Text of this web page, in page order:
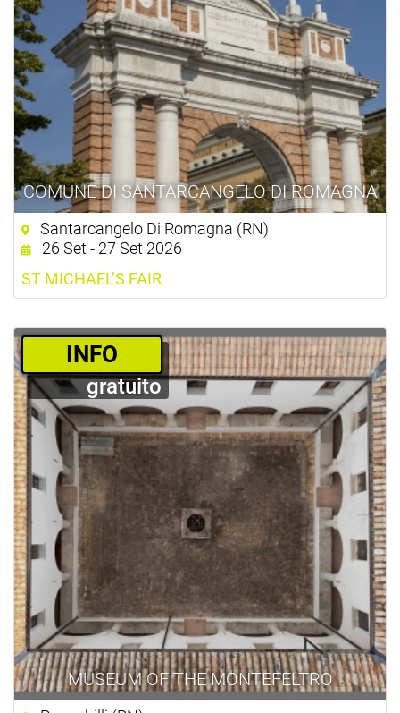
COMUNE DI SANTARCANGELO DI ROMAGNA
Santarcangelo Di Romagna (RN)
26 Set - 27 Set 2026
ST MICHAEL’S FAIR
MUSEUM OF THE MONTEFELTRO
­INFO
gratuito